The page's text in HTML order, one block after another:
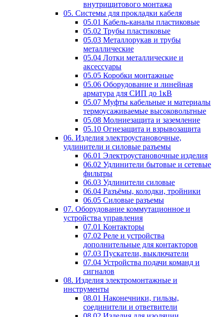
внутрищитового монтажа
05. Системы для прокладки кабеля
05.01 Кабель-каналы пластиковые
05.02 Трубы пластиковые
05.03 Металлорукав и трубы
металлические
05.04 Лотки металлические и
аксессуары
05.05 Коробки монтажные
05.06 Оборудование и линейная
арматура для СИП до 1кВ
05.07 Муфты кабельные и материалы
термоусаживаемые высоковольтные
05.08 Молниезащита и заземление
05.10 Огнезащита и взрывозащита
06. Изделия электроустановочные,
удлинители и силовые разъемы
06.01 Электроустановочные изделия
06.02 Удлинители бытовые и сетевые
фильтры
06.03 Удлинители силовые
06.04 Разъёмы, колодки, тройники
06.05 Силовые разъемы
07. Оборудование коммутационное и
устройства управления
07.01 Контакторы
07.02 Реле и устройства
дополнительные для контакторов
07.03 Пускатели, выключатели
07.04 Устройства подачи команд и
сигналов
08. Изделия электромонтажные и
инструменты
08.01 Наконечники, гильзы,
соединители и ответвители